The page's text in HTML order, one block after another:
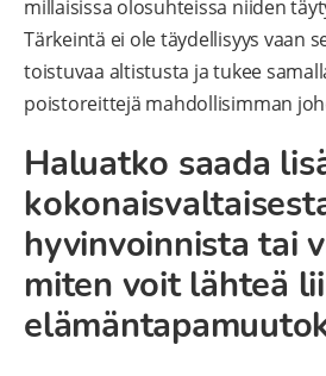
millaisissa olosuhteissa niiden
Tärkeintä ei ole täydellisyys vaan
toistuvaa altistusta ja tukee
poistoreittejä mahdollisimman
Haluatko saada
hyvinvoinnista tai
miten voit lähteä